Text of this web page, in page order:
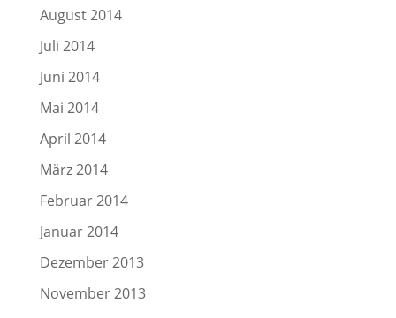
August 2014
Juli 2014
Juni 2014
Mai 2014
April 2014
März 2014
Februar 2014
Januar 2014
Dezember 2013
November 2013